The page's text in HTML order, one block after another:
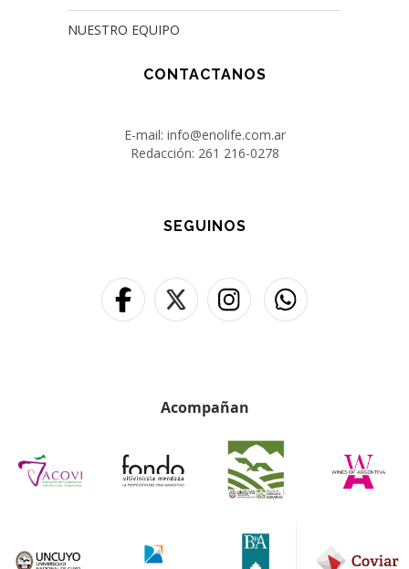
NUESTRO EQUIPO
CONTACTANOS
E-mail: info@enolife.com.ar
Redacción: 261 216-0278
SEGUINOS
Acompañan